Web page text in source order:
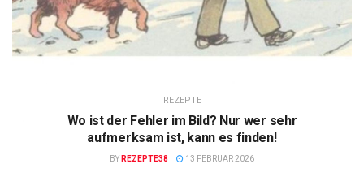
REZEPTE
Wo ist der Fehler im Bild? Nur wer sehr
aufmerksam ist, kann es finden!
BY REZEPTE38 13 FEBRUAR 2026